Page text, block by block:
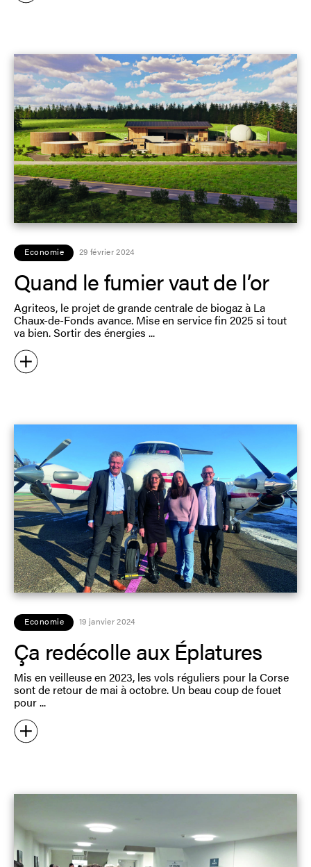
Economie 29 février 2024
Quand le fumier vaut de l’or
Agriteos, le projet de grande centrale de biogaz à La
Chaux-de-Fonds avance. Mise en service fin 2025 si tout
va bien. Sortir des énergies
Economie 19 janvier 2024
Ça redécolle aux Éplatures
Mis en veilleuse en 2023, les vols réguliers pour la Corse
sont de retour de mai à octobre. Un beau coup de fouet
pour